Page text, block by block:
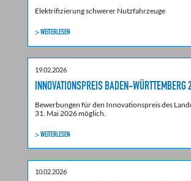
Elektrifizierung schwerer Nutzfahrzeuge
> WEITERLESEN
19.02.2026
INNOVATIONSPREIS BADEN-WÜRTTEMBERG
Bewerbungen für den Innovationspreis des
31. Mai 2026 möglich.
> WEITERLESEN
10.02.2026